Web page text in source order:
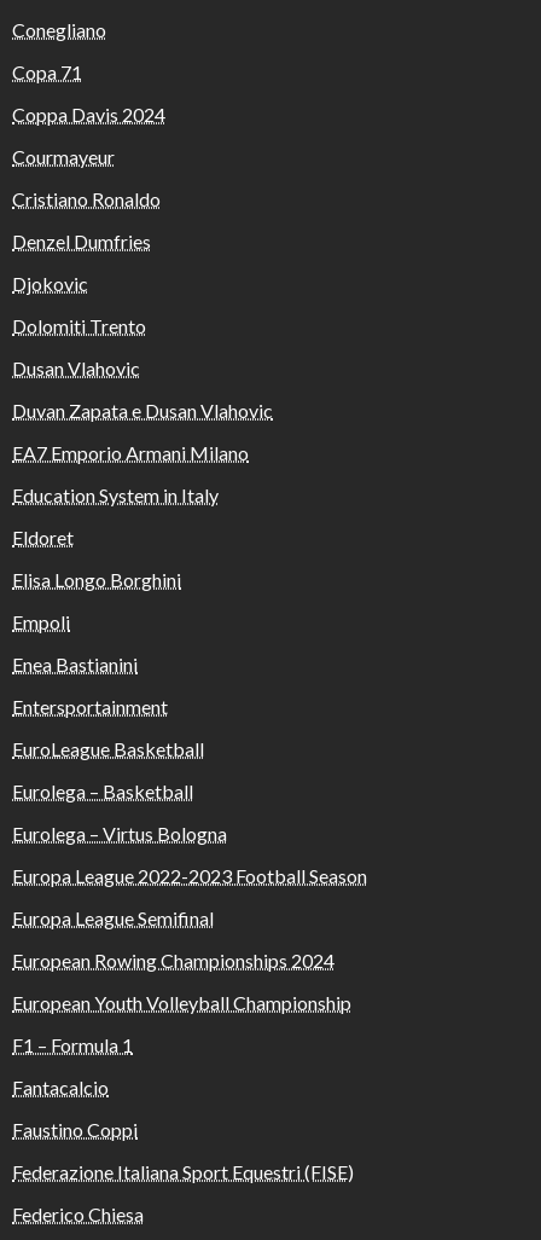
Conegliano
Copa 71
Coppa Davis 2024
Courmayeur
Cristiano Ronaldo
Denzel Dumfries
Djokovic
Dolomiti Trento
Dusan Vlahovic
Duvan Zapata e Dusan Vlahovic
EA7 Emporio Armani Milano
Education System in Italy
Eldoret
Elisa Longo Borghini
Empoli
Enea Bastianini
Entersportainment
EuroLeague Basketball
Eurolega – Basketball
Eurolega – Virtus Bologna
Europa League 2022-2023 Football Season
Europa League Semifinal
European Rowing Championships 2024
European Youth Volleyball Championship
F1 – Formula 1
Fantacalcio
Faustino Coppi
Federazione Italiana Sport Equestri (FISE)
Federico Chiesa